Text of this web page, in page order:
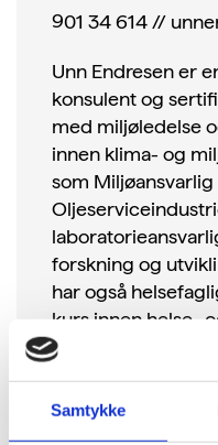
Samtykke
901 34 614 //
Unn Endresen er
konsulent og
med miljøledelse
innen klima- og
som Miljøansvarlig
forskning og
har også
kurs innen helse-
førstehjelp/